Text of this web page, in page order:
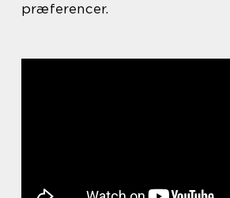
præferencer.